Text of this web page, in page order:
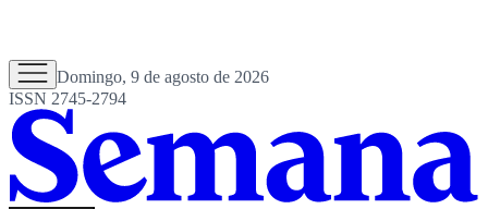
Domingo, 9 de agosto de 2026
ISSN 2745-2794